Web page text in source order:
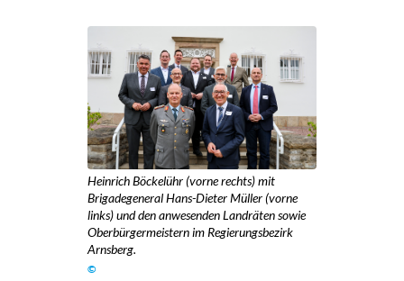
Heinrich Böckelühr (vorne rechts) mit
Brigadegeneral Hans-Dieter Müller (vorne
links) und den anwesenden Landräten sowie
Oberbürgermeistern im Regierungsbezirk
Arnsberg.
©